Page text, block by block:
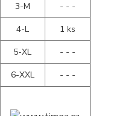
3-M
- - -
4-L
1 ks
5-XL
- - -
6-XXL
- - -